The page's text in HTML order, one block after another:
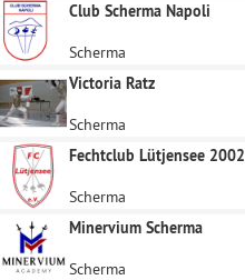
Club Scherma Napoli
Scherma
Victoria Ratz
Scherma
Fechtclub Lütjensee 2002
Scherma
Minervium Scherma
Scherma